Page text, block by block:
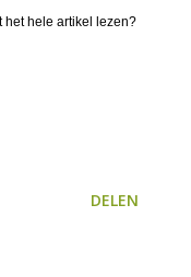
het hele artikel lezen?
DELEN